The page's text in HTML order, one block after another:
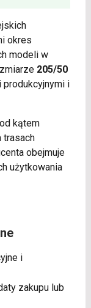
okres
modeli w
205/50
i
kątem
trasach
obejmuje
użytkowania
i
zakupu lub